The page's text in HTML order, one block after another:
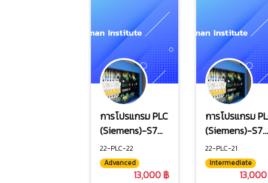
การโปรแกรม PLC
(Siemens)-S7
ระดับสูง
(Closeloop
22-PLC-22
Advanced
13,000 ฿
การโปรแกรม
(Siemens)-S7
ระดับกลาง
22-PLC-21
Intermediate